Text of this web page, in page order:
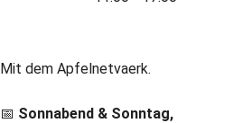
Mit dem Apfelnetvaerk.
📅 Sonnabend & Sonntag,